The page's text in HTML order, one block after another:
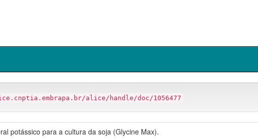
alice/handle/doc/1056477
potássico para a cultura da soja (Glycine Max).